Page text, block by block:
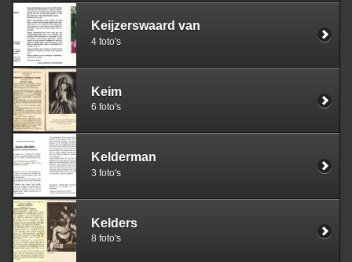
Keijzerswaard van
4 foto's
Keim
6 foto's
Kelderman
3 foto's
Kelders
8 foto's